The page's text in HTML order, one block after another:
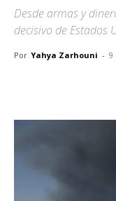
Desde armas y
decisivo de Estados
Por Yahya Zarhouni - 9